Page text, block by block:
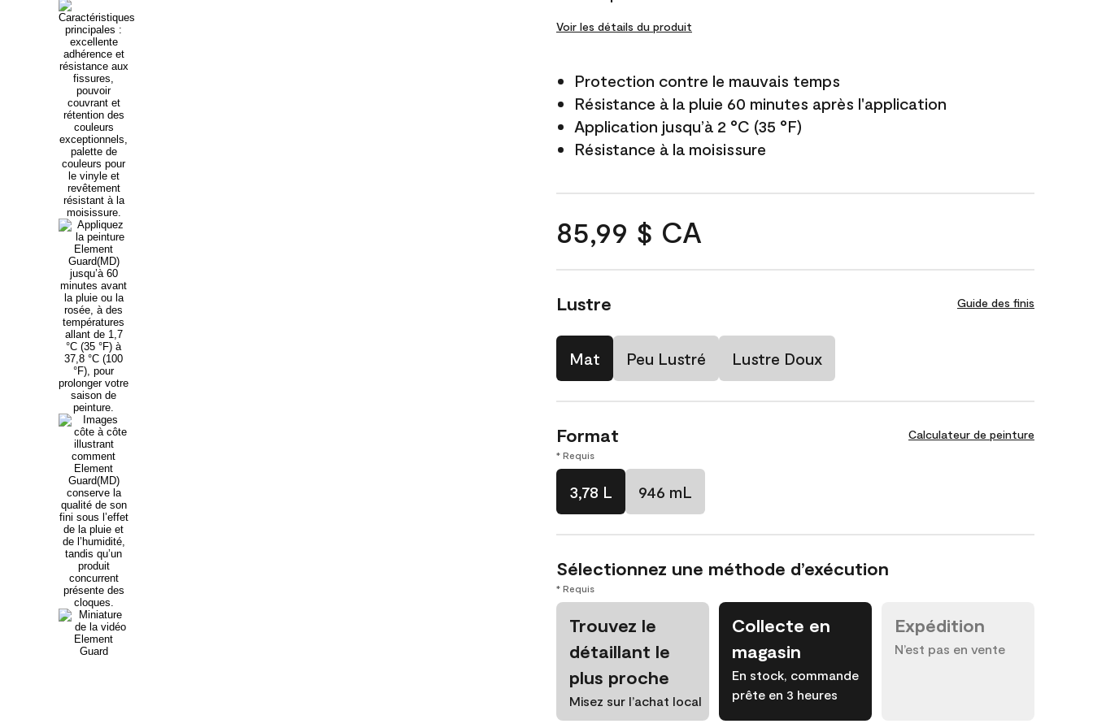
Voir les détails du produit
Protection contre le mauvais temps
Résistance à la pluie 60 minutes après l'application
Application jusqu’à 2 °C (35 °F)
Résistance à la moisissure
85,99 $ CA
Lustre Guide des finis
Mat Peu Lustré Lustre Doux
Format Calculateur de peinture
* Requis
3,78 L 946 mL
Sélectionnez une méthode d’exécution
* Requis
Trouvez le
détaillant le
plus proche
Misez sur l’achat local
Collecte en
magasin
En stock, commande
prête en 3 heures
Expédition
N’est pas en vente